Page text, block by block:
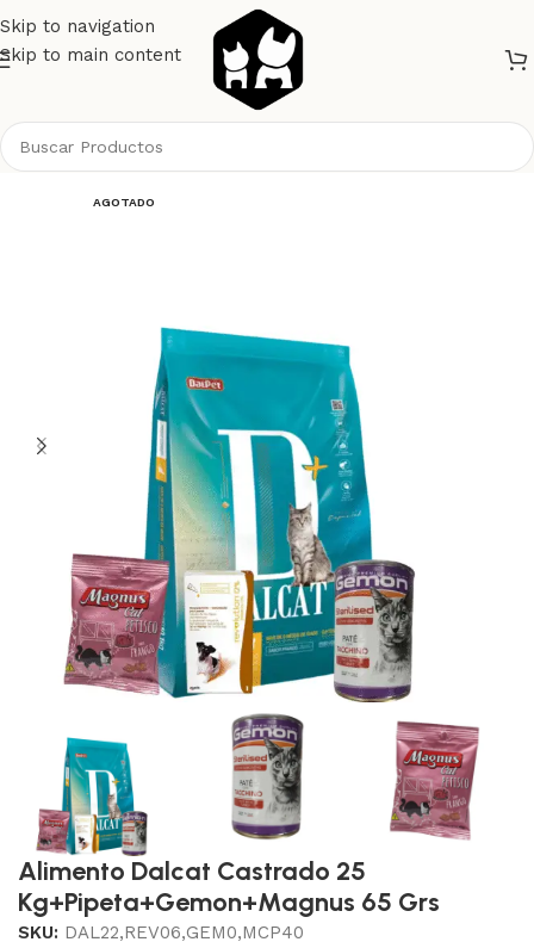
Skip to navigation
Skip to main content
AGOTADO
Alimento Dalcat Castrado 25
Kg+Pipeta+Gemon+Magnus 65 Grs
SKU: DAL22,REV06,GEM0,MCP40